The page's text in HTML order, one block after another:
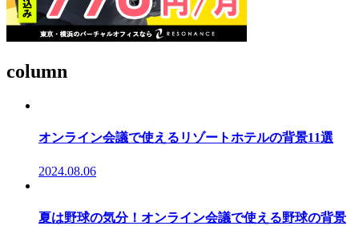
column
オンライン会議で使えるリゾートホテルの背景11選
2024.08.06
夏は野球の気分！オンライン会議で使える野球の背景